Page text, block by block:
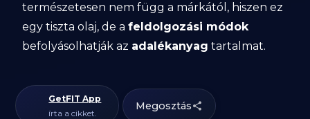
természetesen nem függ a márkától, hiszen ez
egy tiszta olaj, de afeldolgozási módok
befolyásolhatják az adalékanyag tartalmat.
GetFIT App
írta a cikket.
Megosztás